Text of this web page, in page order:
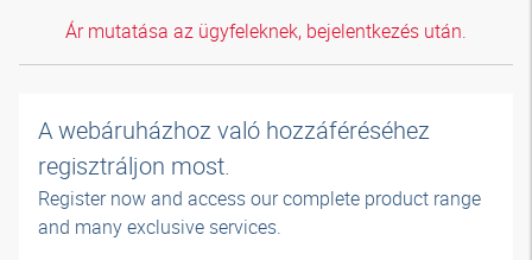
Ár mutatása az ügyfeleknek, bejelentkezés után.
A webáruházhoz való hozzáféréséhez
regisztráljon most.
Register now and access our complete product range
and many exclusive services.